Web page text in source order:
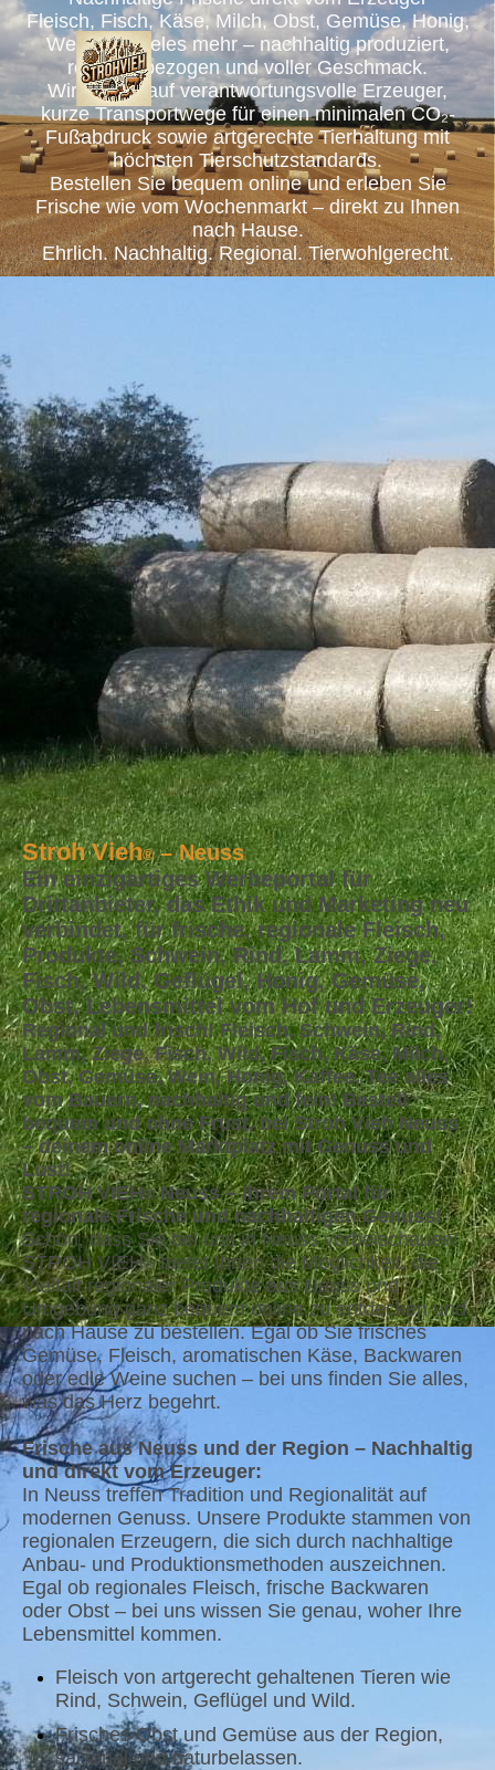
Fleisch, Fisch, Käse, Milch, Obst, Gemüse, Honig,
Wein und vieles mehr – nachhaltig produziert,
regional bezogen und voller Geschmack.
Wir setzen auf verantwortungsvolle Erzeuger,
kurze Transportwege für einen minimalen CO₂-
Fußabdruck sowie artgerechte Tierhaltung mit
höchsten Tierschutzstandards.
Bestellen Sie bequem online und erleben Sie
Frische wie vom Wochenmarkt – direkt zu Ihnen
nach Hause.
Ehrlich. Nachhaltig. Regional. Tierwohlgerecht.
Stroh Vieh®– Neuss
Ein einzigartiges Werbeportal für
Drittanbieter, das Ethik und Marketing neu
verbindet, für frische, regionale Fleisch,
Produkte, Schwein, Rind, Lamm, Ziege,
Fisch, Wild, Geflügel, Honig, Gemüse,
Obst, Lebensmittel vom Hof und Erzeuger!
Regional und frisch! Fleisch, Schwein, Rind,
Lamm, Ziege, Fisch, Wild, Fisch, Käse, Milch,
Obst, Gemüse, Wein, Honig, Kaffee, Tee alles
vom Bauern, nachhaltig und fein! Bestell
bequem und ohne Frust, bei Stroh Vieh Neuss
– deinem online Marktplatz mit Genuss und
Lust!
STROH VIEH®Neuss – Ihrem Portal für
regionale Frische und nachhaltigen Genuss!
Schön, dass Sie bei uns in Neuss vorbeischauen!
STROH VIEH®bietet Ihnen die Möglichkeit, die
Vielfalt regionaler Produkte aus Neuss und
Umgebung ganz bequem online zu entdecken und
nach Hause zu bestellen. Egal ob Sie frisches
Gemüse, Fleisch, aromatischen Käse, Backwaren
oder edle Weine suchen – bei uns finden Sie alles,
was das Herz begehrt.
Frische aus Neuss und der Region – Nachhaltig
und direkt vom Erzeuger:
In Neuss treffen Tradition und Regionalität auf
modernen Genuss. Unsere Produkte stammen von
regionalen Erzeugern, die sich durch nachhaltige
Anbau- und Produktionsmethoden auszeichnen.
Egal ob regionales Fleisch, frische Backwaren
oder Obst – bei uns wissen Sie genau, woher Ihre
Lebensmittel kommen.
Fleisch von artgerecht gehaltenen Tieren wie
Rind, Schwein, Geflügel und Wild.
Frisches Obst und Gemüse aus der Region,
saisonal und naturbelassen.